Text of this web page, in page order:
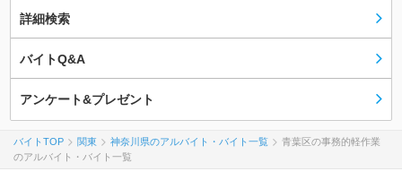
詳細検索
バイトQ&A
アンケート&プレゼント
バイトTOP 関東 神奈川県のアルバイト・バイト一覧
青葉区の事務的軽作業
のアルバイト・バイト一覧